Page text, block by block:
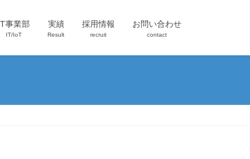
事業部
IT/IoT
実績
Result
採用情報
recruit
お問い合わせ
contact